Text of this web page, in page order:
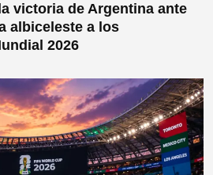
victoria de Argentina ante
albiceleste a los
2026